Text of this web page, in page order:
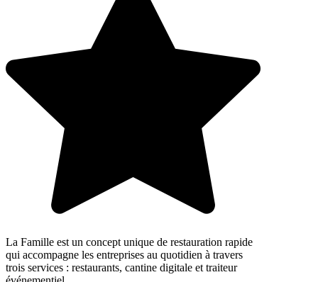
La Famille est un concept unique de restauration rapide
qui accompagne les entreprises au quotidien à travers
trois services : restaurants, cantine digitale et traiteur